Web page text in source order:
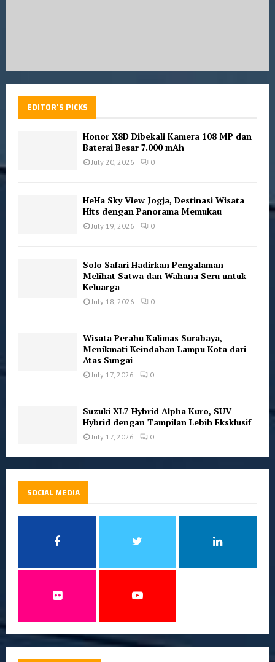
EDITOR'S PICKS
Honor X8D Dibekali Kamera 108 MP dan
Baterai Besar 7.000 mAh
July 20, 2026 0
HeHa Sky View Jogja, Destinasi Wisata
Hits dengan Panorama Memukau
July 19, 2026 0
Solo Safari Hadirkan Pengalaman
Melihat Satwa dan Wahana Seru untuk
Keluarga
July 18, 2026 0
Wisata Perahu Kalimas Surabaya,
Menikmati Keindahan Lampu Kota dari
Atas Sungai
July 17, 2026 0
Suzuki XL7 Hybrid Alpha Kuro, SUV
Hybrid dengan Tampilan Lebih Eksklusif
July 17, 2026 0
SOCIAL MEDIA